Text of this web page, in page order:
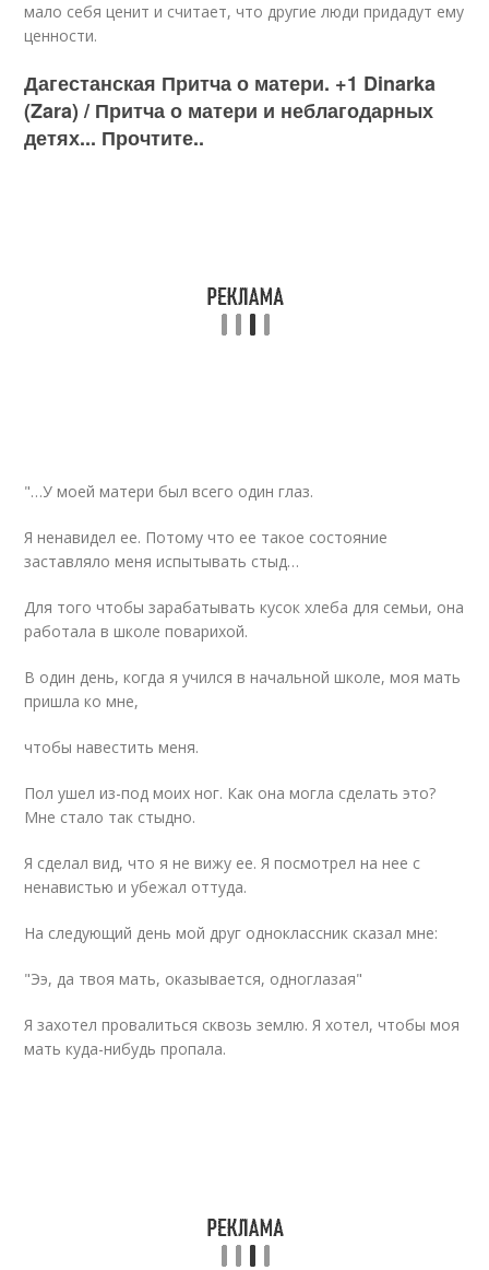
мало себя ценит и считает, что другие люди придадут ему
ценности.
Дагестанская Притча о матери. +1 Dinarka
(Zara) / Притча о матери и неблагодарных
детях... Прочтите..
"…У моей матери был всего один глаз.
Я ненавидел ее. Потому что ее такое состояние
заставляло меня испытывать стыд…
Для того чтобы зарабатывать кусок хлеба для семьи, она
работала в школе поварихой.
В один день, когда я учился в начальной школе, моя мать
пришла ко мне,
чтобы навестить меня.
Пол ушел из-под моих ног. Как она могла сделать это?
Мне стало так стыдно.
Я сделал вид, что я не вижу ее. Я посмотрел на нее с
ненавистью и убежал оттуда.
На следующий день мой друг одноклассник сказал мне:
"Ээ, да твоя мать, оказывается, одноглазая"
Я захотел провалиться сквозь землю. Я хотел, чтобы моя
мать куда-нибудь пропала.